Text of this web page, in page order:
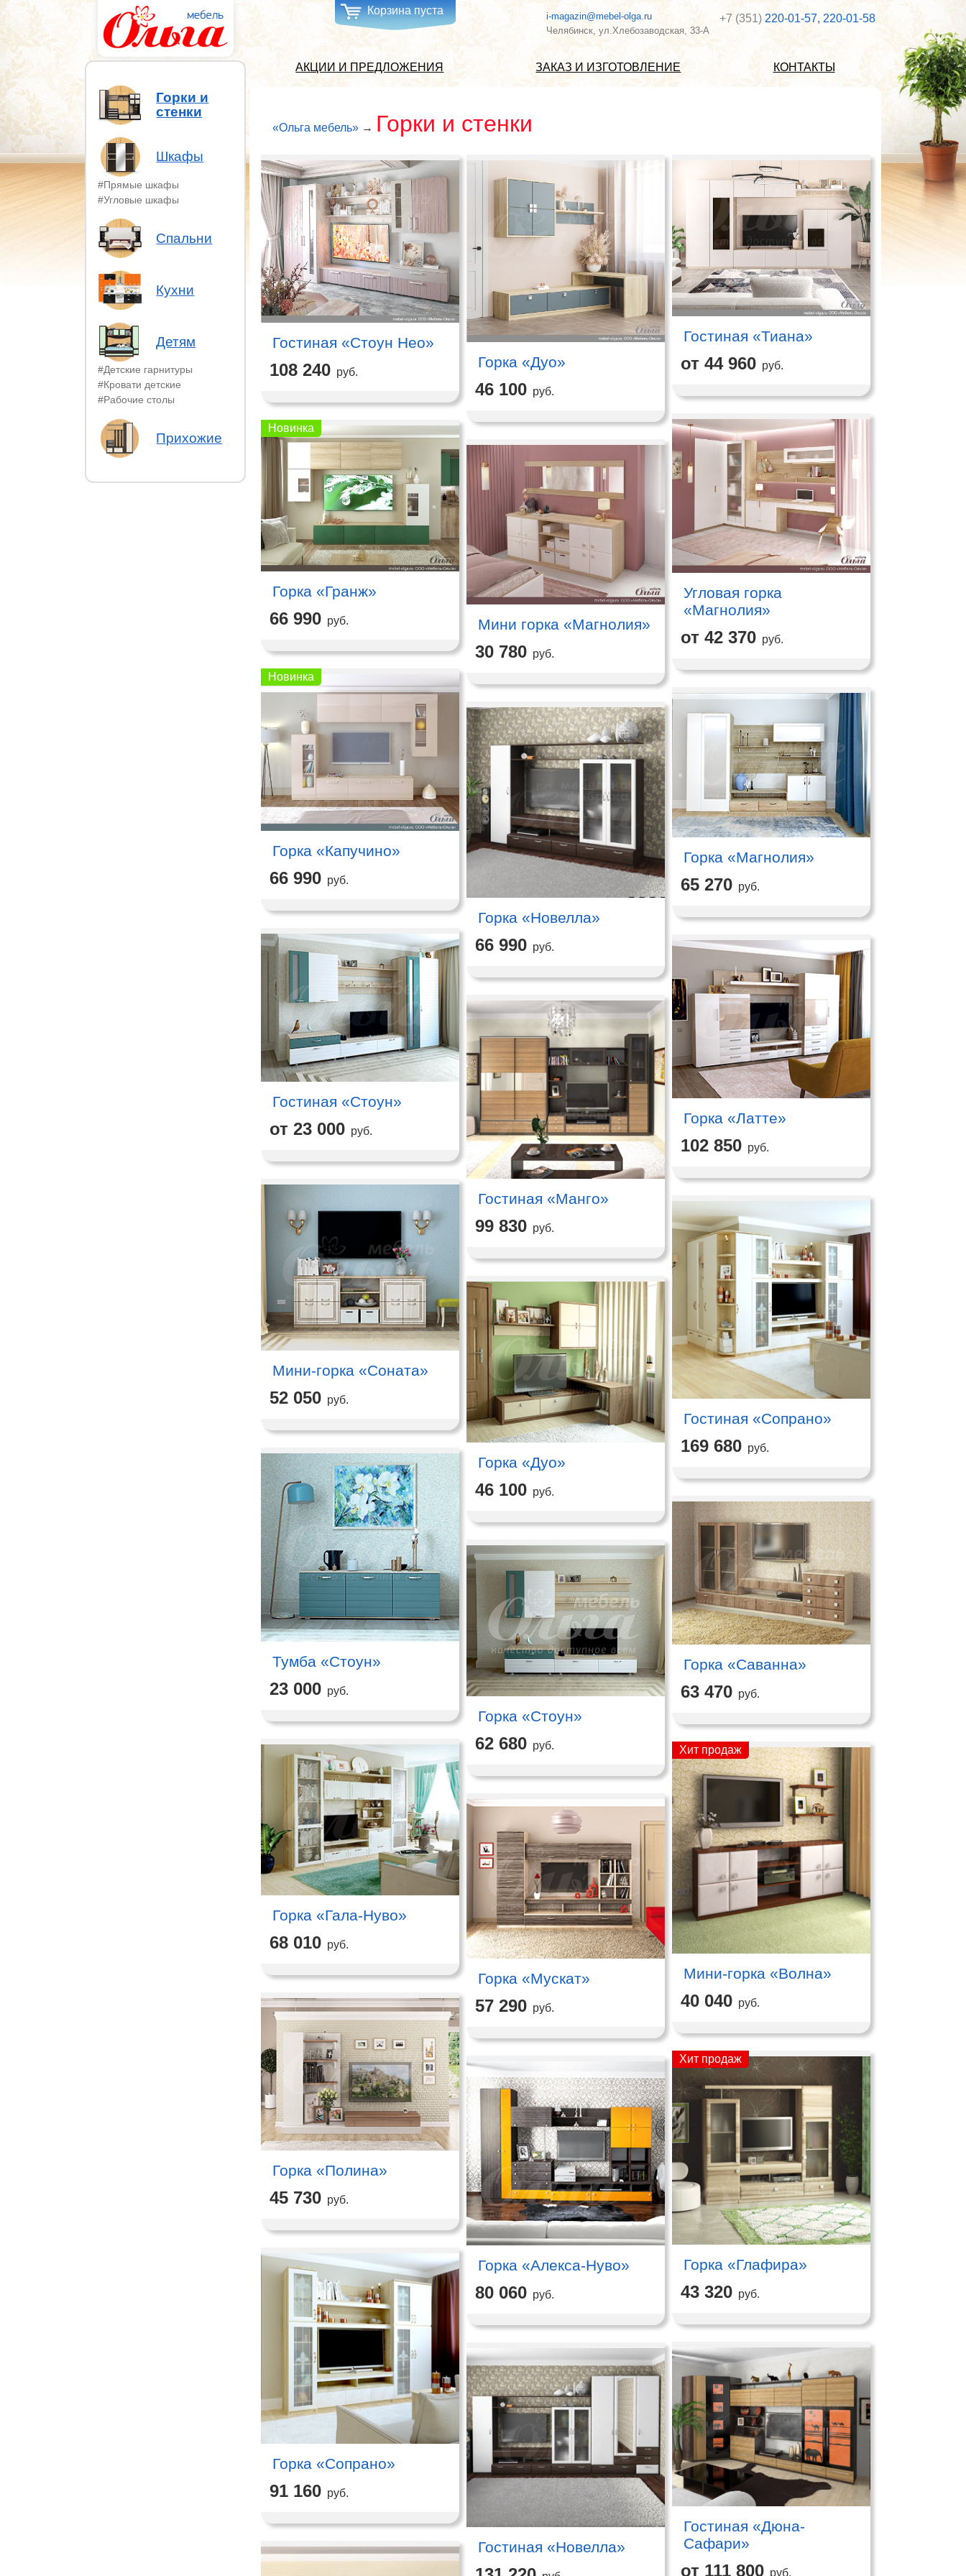
i-magazin@mebel-olga.ru
Челябинск, ул.Хлебозаводская, 33-А
+7 (351) 220-01-57, 220-01-58
АКЦИИ И ПРЕДЛОЖЕНИЯ ЗАКАЗ И ИЗГОТОВЛЕНИЕ КОНТАКТЫ
Корзина пуста
Горки и
стенки
Шкафы
#Прямые шкафы
#Угловые шкафы
Спальни
Кухни
Детям
#Детские гарнитуры
#Кровати детские
#Рабочие столы
Прихожие
«Ольга мебель» → Горки и стенки
Гостиная «Стоун Нео»
108 240 руб.
Горка «Дуо»
46 100 руб.
Гостиная «Тиана»
от 44 960 руб.
Угловая горка
«Магнолия»
от 42 370 руб.
Новинка
Горка «Гранж»
66 990 руб. Мини горка «Магнолия»
30 780 руб.
Новинка
Горка «Капучино»
66 990 руб.
Горка «Магнолия»
65 270 руб.
Горка «Новелла»
66 990 руб.
Гостиная «Стоун»
от 23 000 руб.
Горка «Латте»
102 850 руб.
Гостиная «Манго»
99 830 руб.
Мини-горка «Соната»
52 050 руб.
Гостиная «Сопрано»
169 680 руб.
Горка «Дуо»
46 100 руб.
Тумба «Стоун»
23 000 руб.
Горка «Саванна»
63 470 руб.
Горка «Стоун»
62 680 руб.
Горка «Гала-Нуво»
68 010 руб.
Хит продаж
Мини-горка «Волна»
40 040 руб.
Горка «Мускат»
57 290 руб.
Горка «Полина»
45 730 руб.
Хит продаж
Горка «Глафира»
43 320 руб.
Горка «Алекса-Нуво»
80 060 руб.
Горка «Сопрано»
91 160 руб.
Гостиная «Дюна-
Сафари»
от 111 800 руб.
Гостиная «Новелла»